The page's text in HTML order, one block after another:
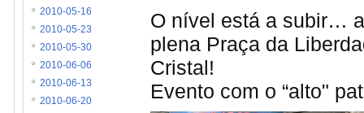
O nível está a subir…
plena Praça da
Cristal!
Evento com o “alto"
2010-05-16
2010-05-23
2010-05-30
2010-06-06
2010-06-13
2010-06-20